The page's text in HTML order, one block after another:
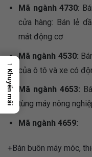
Mã ngành 4730:
cửa hàng: Bán lẻ
mát động cơ
Mã ngành 4530:
của ô tô và xe có
Mã ngành 4653:
tùng máy nông
Mã ngành 4659:
+Bán buôn máy móc,
→
Khuyến mãi